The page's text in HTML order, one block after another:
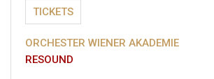
TICKETS
ORCHESTER WIENER AKADEMIE
RESOUND